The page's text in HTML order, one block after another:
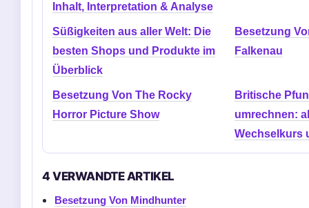
Inhalt, Interpretation & Analyse
Süßigkeiten aus aller Welt: Die
besten Shops und Produkte im
Überblick
Besetzung
Falkenau
Besetzung Von The Rocky
Horror Picture Show
Britische
umrechnen:
Wechselkurs
4 VERWANDTE ARTIKEL
Besetzung Von Mindhunter